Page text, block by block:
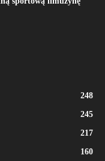
248
245
217
160